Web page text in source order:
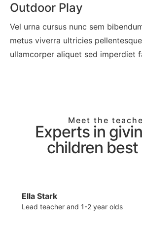
Outdoor Play
Vel urna cursus nunc sem
metus viverra ultricies
ullamcorper aliquet sed imperdiet
Meet the
Experts in
children
Ella Stark
Lead teacher and 1-2 year olds